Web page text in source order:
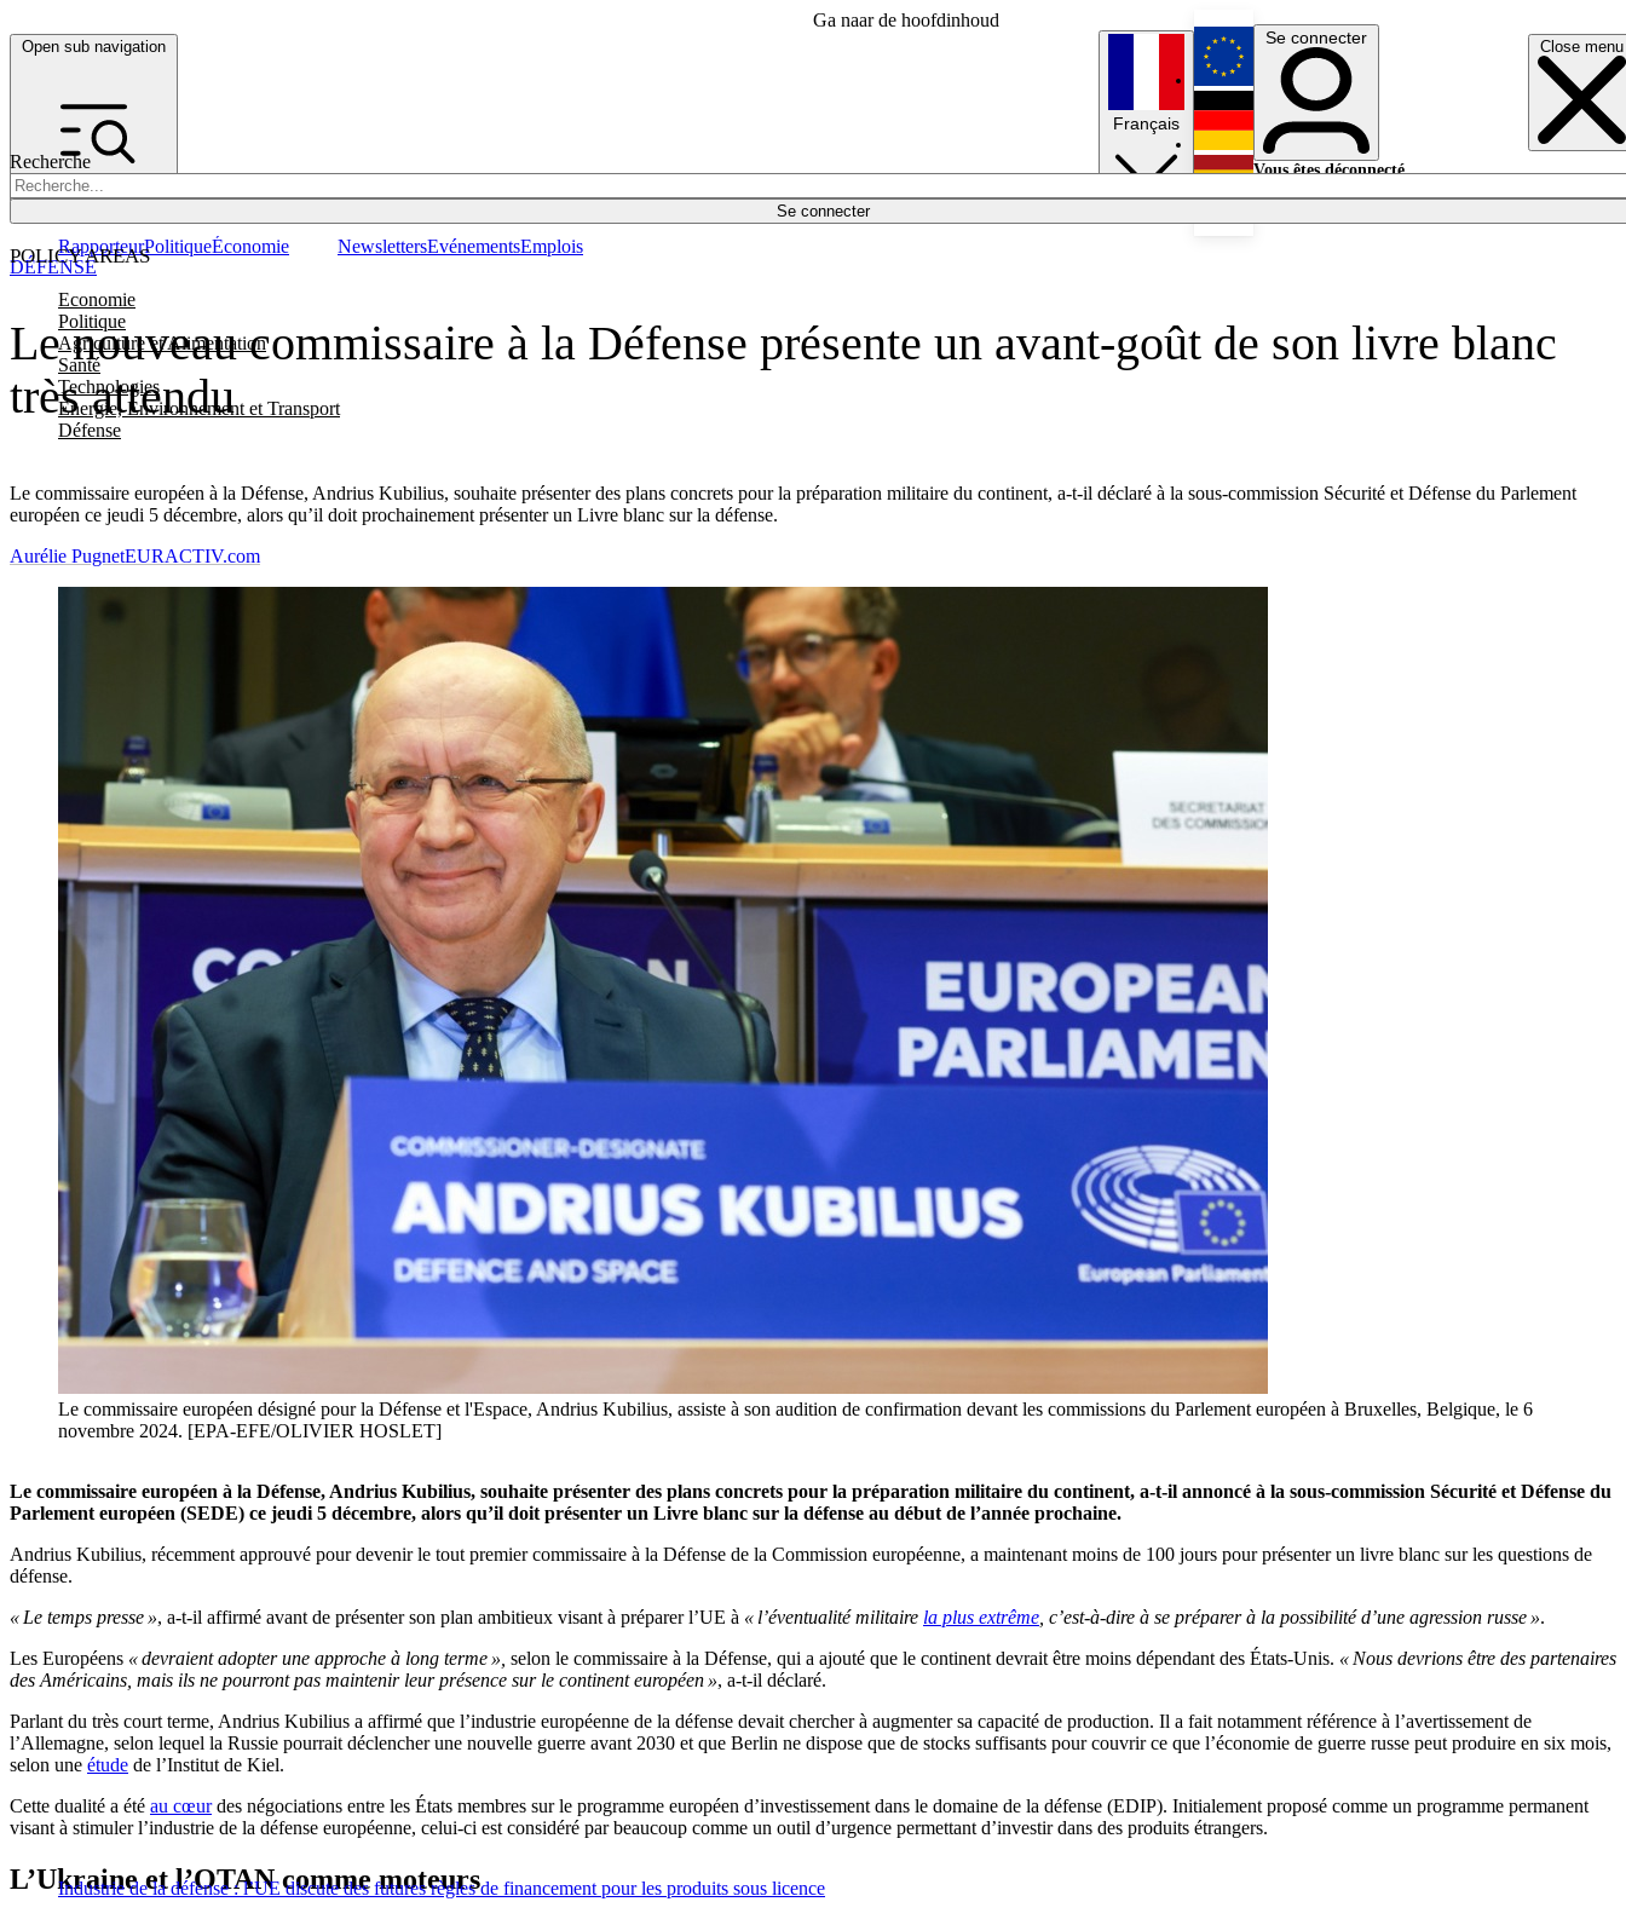
Ga naar de hoofdinhoud
Open sub navigation Close menu
Recherche
Se connecter
POLICY AREAS
Economie
Politique
Agriculture et Alimentation
Santé
Technologies
Energie, Environnement et Transport
Défense
RapporteurPolitiqueÉconomie NewslettersEvénementsEmplois
Français
English
Deutsch
Se connecter
Vous êtes déconnecté.
Le nouveau commissaire à la Défense présente un avant-goût de son livre blanc
très attendu
Le commissaire européen à la Défense, Andrius Kubilius, souhaite présenter des plans concrets pour la préparation militaire du continent, a-t-il déclaré à la sous-commission Sécurité et Défense du Parlement
européen ce jeudi 5 décembre, alors qu’il doit prochainement présenter un Livre blanc sur la défense.
DÉFENSE
Aurélie PugnetEURACTIV.com
Le commissaire européen désigné pour la Défense et l'Espace, Andrius Kubilius, assiste à son audition de confirmation devant les commissions du Parlement européen à Bruxelles, Belgique, le 6
novembre 2024. [EPA-EFE/OLIVIER HOSLET]
Le commissaire européen à la Défense, Andrius Kubilius, souhaite présenter des plans concrets pour la préparation militaire du continent, a-t-il annoncé à la sous-commission Sécurité et Défense du
Parlement européen (SEDE) ce jeudi 5 décembre, alors qu’il doit présenter un Livre blanc sur la défense au début de l’année prochaine.
Andrius Kubilius, récemment approuvé pour devenir le tout premier commissaire à la Défense de la Commission européenne, a maintenant moins de 100 jours pour présenter un livre blanc sur les questions de
défense.
« Le temps presse », a-t-il affirmé avant de présenter son plan ambitieux visant à préparer l’UE à « l’éventualité militaire la plus extrême , c’est-à-dire à se préparer à la possibilité d’une agression russe ».
Les Européens « devraient adopter une approche à long terme », selon le commissaire à la Défense, qui a ajouté que le continent devrait être moins dépendant des États-Unis. « Nous devrions être des partenaires
des Américains, mais ils ne pourront pas maintenir leur présence sur le continent européen », a-t-il déclaré.
Parlant du très court terme, Andrius Kubilius a affirmé que l’industrie européenne de la défense devait chercher à augmenter sa capacité de production. Il a fait notamment référence à l’avertissement de
l’Allemagne, selon lequel la Russie pourrait déclencher une nouvelle guerre avant 2030 et que Berlin ne dispose que de stocks suffisants pour couvrir ce que l’économie de guerre russe peut produire en six mois,
selon une étude de l’Institut de Kiel.
Cette dualité a été au cœurdes négociations entre les États membres sur le programme européen d’investissement dans le domaine de la défense (EDIP). Initialement proposé comme un programme permanent
visant à stimuler l’industrie de la défense européenne, celui-ci est considéré par beaucoup comme un outil d’urgence permettant d’investir dans des produits étrangers.
Industrie de la défense : l’UE discute des futures règles de financement pour les produits sous licence
L’Ukraine et l’OTAN comme moteurs